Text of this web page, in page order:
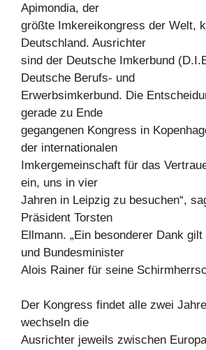
Apimondia, der
größte Imkereikongress der Welt,
Deutschland. Ausrichter
sind der Deutsche Imkerbund
Deutsche Berufs- und
Erwerbsimkerbund. Die
gerade zu Ende
gegangenen Kongress in
der internationalen
Imkergemeinschaft für das
ein, uns in vier
Jahren in Leipzig zu besuchen“,
Präsident Torsten
Ellmann. „Ein besonderer Dank
und Bundesminister
Alois Rainer für seine
Der Kongress findet alle zwei
wechseln die
Ausrichter jeweils zwischen